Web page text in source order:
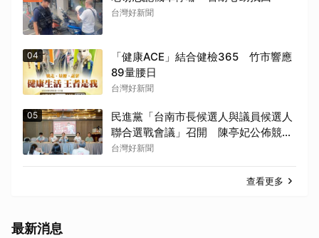
台灣好新聞
04
「健康ACE」結合健檢365 竹市響應
89量腰日
台灣好新聞
05
民進黨「台南市長候選人與議員候選人
聯合選戰會議」召開 陳亭妃公佈競總
組織架構
台灣好新聞
查看更多
最新消息